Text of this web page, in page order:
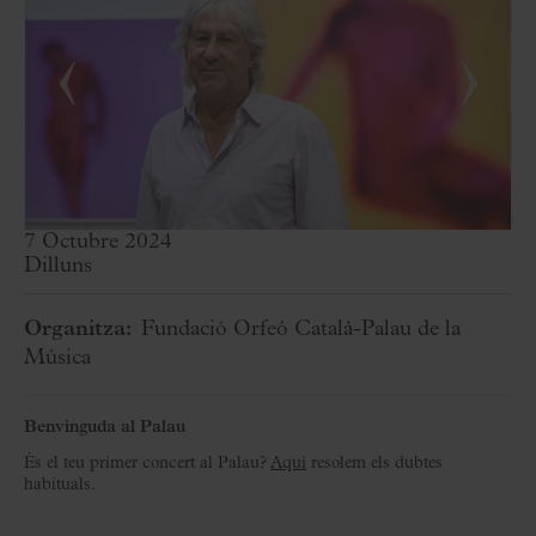
‹ ›
7 Octubre 2024
Dilluns
Organitza: Fundació Orfeó Català-Palau de la
Música
Benvinguda al Palau
És el teu primer concert al Palau? Aquí resolem els dubtes
habituals.